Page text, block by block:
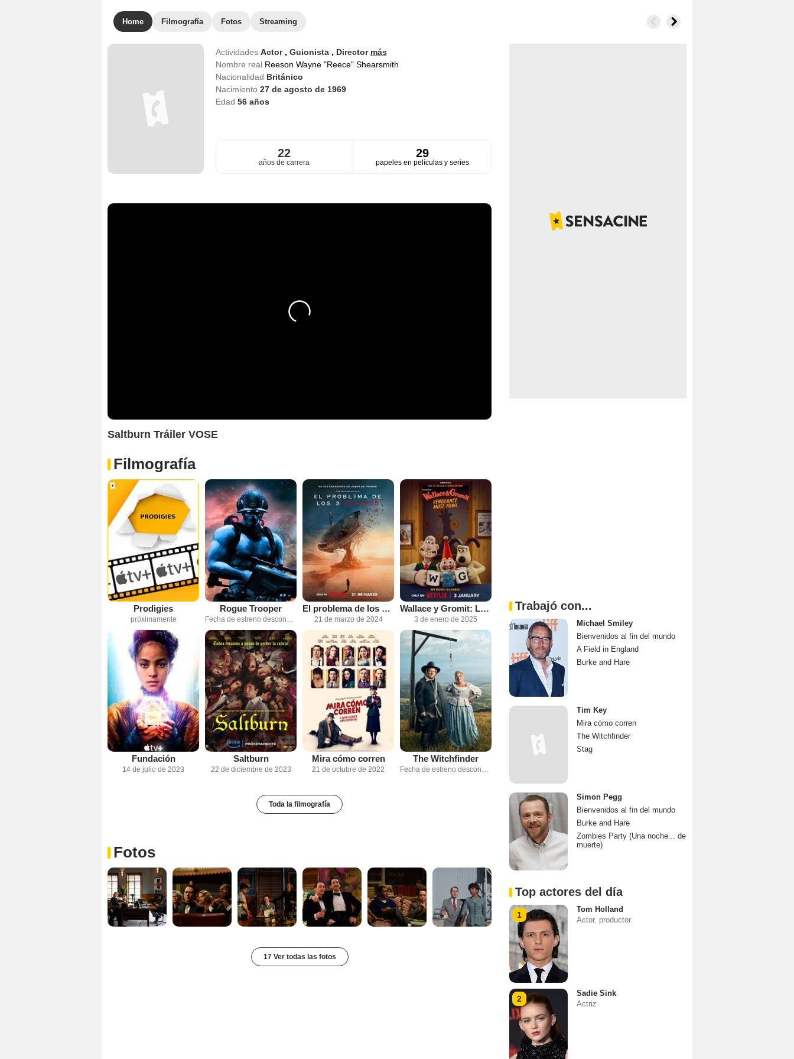
Home Filmografía Fotos Streaming
Actividades Actor , Guionista , Director más
Nombre real Reeson Wayne "Reece" Shearsmith
Nacionalidad Británico
Nacimiento 27 de agosto de 1969
Edad 56años
22
años de carrera
29
papeles en películas y series
Saltburn Tráiler VOSE
Filmografía
Prodigies
próximamente
Rogue Trooper El problema de los 3 cuerpos
21 de marzo de 2024
Wallace y Gromit: La venganza se sirve con plumas
3 de enero de 2025
Fundación
14 de julio de 2023
Saltburn
22 de diciembre de 2023
Mira cómo corren
21 de octubre de 2022
The Witchfinder
Fecha de estreno desconocida
Toda la filmografía
Fotos
17 Ver todas las fotos
Trabajó con...
Michael Smiley
Bienvenidos al fin del mundo
A Field in England
Burke and Hare
Tim Key
Mira cómo corren
The Witchfinder
Stag
Simon Pegg
Bienvenidos al fin del mundo
Burke and Hare
Zombies Party (Una noche... de
muerte)
Top actores del día
1
Tom Holland
Actor, productor
2
Sadie Sink
Actriz